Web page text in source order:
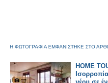
Η ΦΩΤΟΓΡΑΦΙΑ ΕΜΦΑΝΙΣΤΗΚΕ ΣΤΟ
HOME